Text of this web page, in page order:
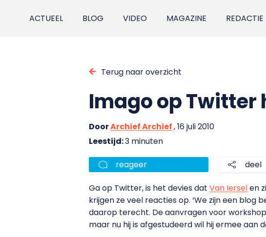
ACTUEEL BLOG VIDEO MAGAZINE REDACTIE
Terug naar overzicht
Imago op
DoorArchief Archief, 16 juli 2010
Leestijd:3 minuten
reageer deel
Ga op Twitter, is het devies dat Van Ierselen
krijgen ze veel reacties op. ‘We zijn een
daarop terecht. De aanvragen voor
maar nu hij is afgestudeerd wil hij ermee aan